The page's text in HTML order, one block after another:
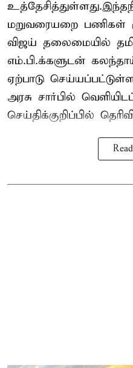
மறுவரையறை பணிகள்
விஜய் தலைமையில்
எம்.பி.க்களுடன்
ஏற்பாடு
அரசு சார்பில்
செய்திக்குறிப்பில்